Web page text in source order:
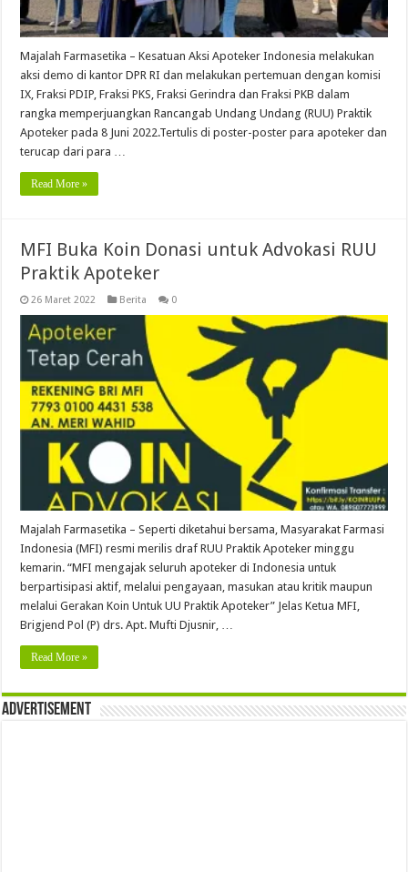
Majalah Farmasetika – Kesatuan Aksi Apoteker Indonesia melakukan
aksi demo di kantor DPR RI dan melakukan pertemuan dengan komisi
IX, Fraksi PDIP, Fraksi PKS, Fraksi Gerindra dan Fraksi PKB dalam
rangka memperjuangkan Rancangab Undang Undang (RUU) Praktik
Apoteker pada 8 Juni 2022.Tertulis di poster-poster para apoteker dan
terucap dari para …
Read More »
MFI Buka Koin Donasi untuk Advokasi RUU
Praktik Apoteker
26 Maret 2022 Berita 0
Majalah Farmasetika – Seperti diketahui bersama, Masyarakat Farmasi
Indonesia (MFI) resmi merilis draf RUU Praktik Apoteker minggu
kemarin. “MFI mengajak seluruh apoteker di Indonesia untuk
berpartisipasi aktif, melalui pengayaan, masukan atau kritik maupun
melalui Gerakan Koin Untuk UU Praktik Apoteker” Jelas Ketua MFI,
Brigjend Pol (P) drs. Apt. Mufti Djusnir, …
Read More »
Advertisement